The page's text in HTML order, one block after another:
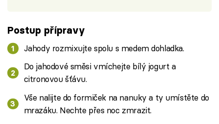
Postup přípravy
Jahody rozmixujte spolu s medem dohladka.
Do jahodové směsi vmíchejte bílý jogurt a
citronovou šťávu.
Vše nalijte do formiček na nanuky a ty umístěte do
mrazáku. Nechte přes noc zmrazit.